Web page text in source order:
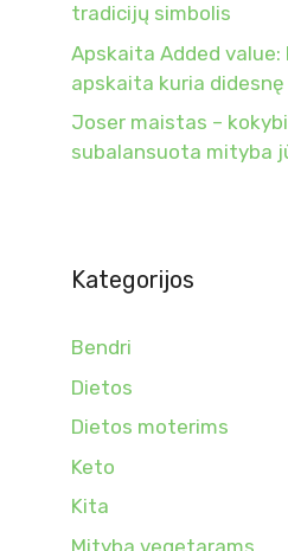
tradicijų simbolis
Apskaita Added value:
apskaita kuria
Joser maistas –
subalansuota mityba
Kategorijos
Bendri
Dietos
Dietos moterims
Keto
Kita
Mityba vegetarams